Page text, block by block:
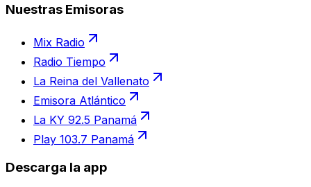
Nuestras Emisoras
Mix Radio
Radio Tiempo
La Reina del Vallenato
Emisora Atlántico
La KY 92.5 Panamá
Play 103.7 Panamá
Descarga la app